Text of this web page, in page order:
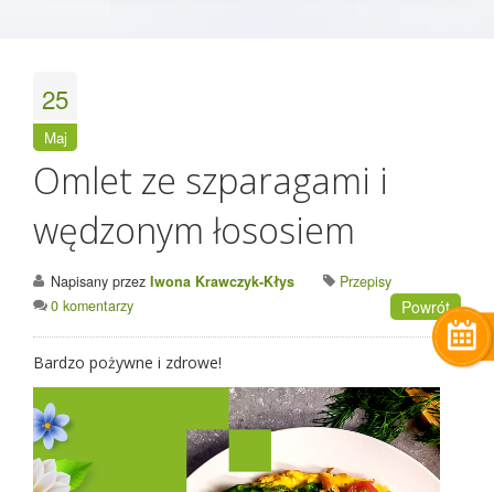
25
Maj
Omlet ze szparagami i
wędzonym łososiem
Napisany przez Iwona Krawczyk-Kłys
Przepisy
0 komentarzy
Powrót
Bardzo pożywne i zdrowe!